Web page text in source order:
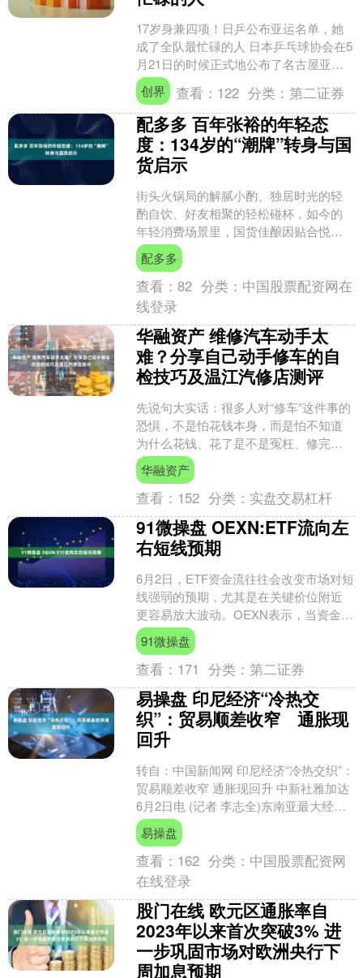
17岁身兼四项！日乒公布亚运名单，她
成了全队最忙碌的人 日本乒乓球协会在5
月21日的时候正式地公布了名古屋亚运
会的有关乒乓球的参赛人员名单！由张
本智和以及张本美....
创界 查看： 122 分类： 第二证券
配多多 百年张裕的年轻态
度：134岁的“潮牌”转身与国
货启示
街头火锅局的解腻小酌、独居时光的轻
酌自饮、好友相聚的轻松碰杯，如今的
年轻消费场景里，国货佳酿因贴合悦己
需求，成为年轻消费群体的新选择。当
新消费回归价值本身，当悦....
配多多
查看：82 分类： 中国股票配资网在
线登录
华融资产 维修汽车动手太
难？分享自己动手修车的自
检技巧及温江汽修店测评
先说句大实话：很多人对“修车”这件事的
恐惧，不是怕花钱本身，而是怕不知道
为什么花钱、花了是不是冤枉、修完还
坏怎么办。这种不安全感不是你一个人
有，是整个汽车后市场....
华融资产
查看： 152 分类： 实盘交易杠杆
91微操盘 OEXN:ETF流向左
右短线预期
6月2日，ETF资金流往往会改变市场对短
线强弱的预期，尤其是在关键价位附近
更容易放大波动。OEXN表示，当资金流
从净流入转向净流出，市场会更倾向于
下调反弹持续性....
91微操盘
查看： 171 分类： 第二证券
易操盘 印尼经济“冷热交
织”：贸易顺差收窄 通胀现
回升
转自：中国新闻网 印尼经济“冷热交织”：
贸易顺差收窄 通胀现回升 中新社雅加达
6月2日电 (记者 李志全)东南亚最大经济
体印度尼西亚近期经济呈现“冷热交织”态
势....
易操盘
查看： 162 分类： 中国股票配资网
在线登录
股门在线 欧元区通胀率自
2023年以来首次突破3% 进
一步巩固市场对欧洲央行下
周加息预期